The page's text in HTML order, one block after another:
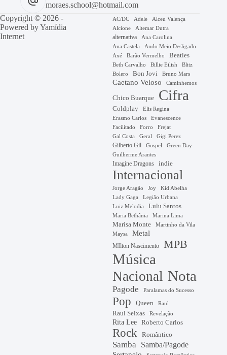
moraes.school@hotmail.com
Copyright © 2026 -
Powered byYamídia
Internet
AC/DC Adele
Alceu Valença
Alcione
Altemar Dutra
alternativa
Ana Carolina
Ana Castela
Ando Meio Desligado
Axé Barão Vermelho Beatles
Beth Carvalho Billie Eilish
Blitz
Bolero
Bon Jovi Bruno Mars
Caetano Veloso Caminhemos
Chico Buarque Cifra
Coldplay
Elis Regina
Erasmo Carlos
Evanescence
Facilitado
Forro Frejat
Gal Costa Geral Gigi Perez
Gilberto Gil Gospel Green Day
Guilherme Arantes
Imagine Dragons indie
Internacional
Jorge Aragão Joy Kid Abelha
Lady Gaga
Legião Urbana
Luiz Melodia
Lulu Santos
Maria Bethânia Marina Lima
Marisa Monte
Martinho da Vila
Maysa
Metal
MIlton Nascimento MPB
Música
Nacional Nota
Pagode Paralamas do Sucesso
Pop Queen Raul
Raul Seixas Revelação
Rita Lee Roberto Carlos
Rock Romântico
Samba
Samba/Pagode